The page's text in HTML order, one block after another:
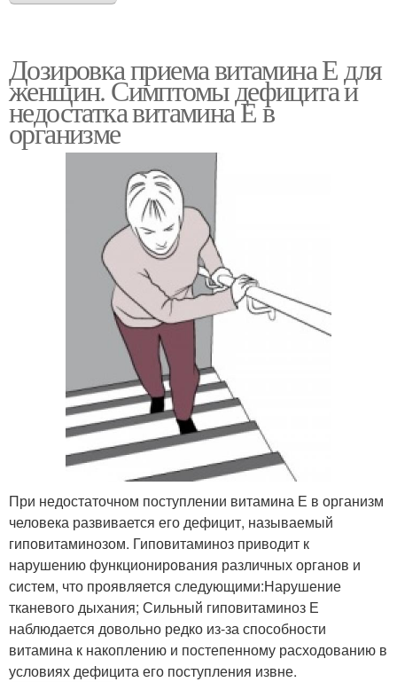
Дозировка приема витамина Е для
женщин. Симптомы дефицита и
недостатка витамина Е в
организме
При недостаточном поступлении витамина Е в организм
человека развивается его дефицит, называемый
гиповитаминозом. Гиповитаминоз приводит к
нарушению функционирования различных органов и
систем, что проявляется следующими:Нарушение
тканевого дыхания; Сильный гиповитаминоз Е
наблюдается довольно редко из-за способности
витамина к накоплению и постепенному расходованию в
условиях дефицита его поступления извне.